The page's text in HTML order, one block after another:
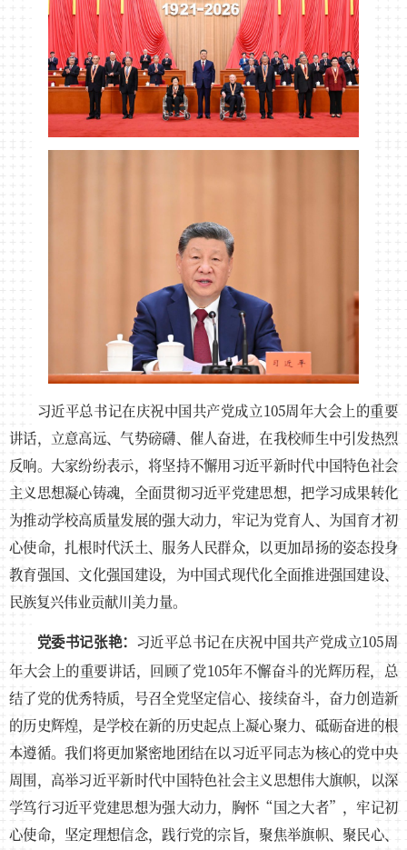
习近平总书记在庆祝中国共产党成立105周年大会上的重要
讲话，立意高远、气势磅礴、催人奋进，在我校师生中引发热烈
反响。大家纷纷表示，将坚持不懈用习近平新时代中国特色社会
主义思想凝心铸魂，全面贯彻习近平党建思想，把学习成果转化
为推动学校高质量发展的强大动力，牢记为党育人、为国育才初
心使命，扎根时代沃土、服务人民群众，以更加昂扬的姿态投身
教育强国、文化强国建设，为中国式现代化全面推进强国建设、
民族复兴伟业贡献川美力量。
党委书记张艳： 习近平总书记在庆祝中国共产党成立105周
年大会上的重要讲话，回顾了党105年不懈奋斗的光辉历程，总
结了党的优秀特质，号召全党坚定信心、接续奋斗，奋力创造新
的历史辉煌，是学校在新的历史起点上凝心聚力、砥砺奋进的根
本遵循。我们将更加紧密地团结在以习近平同志为核心的党中央
周围，高举习近平新时代中国特色社会主义思想伟大旗帜，以深
学笃行习近平党建思想为强大动力，胸怀“国之大者”，牢记初
心使命，坚定理想信念，践行党的宗旨，聚焦举旗帜、聚民心、